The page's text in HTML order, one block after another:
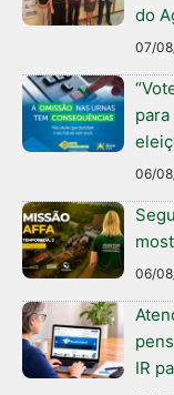
do
07/
06/
06/
IR